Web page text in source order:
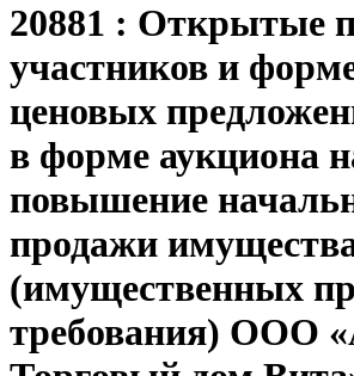
20881 : Открытые
участников и
ценовых
в форме аукциона
повышение
продажи
(имущественных
требования) ООО